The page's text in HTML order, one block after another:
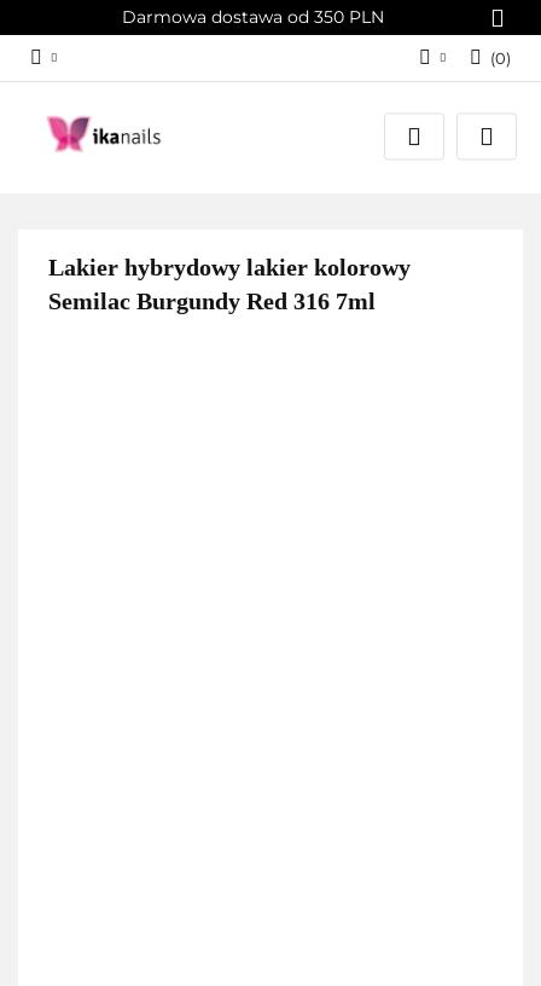
Darmowa dostawa od 350 PLN
Zaloguj się
Załóż konto
(0)
Lakier hybrydowy lakier kolorowy
Semilac Burgundy Red 316 7ml